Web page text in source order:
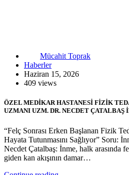
Mücahit Toprak
Haberler
Haziran 15, 2026
409 views
ÖZEL MEDİKAR HASTANESİ FİZİK
UZMANI UZM. DR. NECDET ÇATALBAŞ
“Felç Sonrası Erken Başlanan Fizik
Hayata Tutunmasını Sağlıyor” Soru:
Necdet Çatalbaş: İnme, halk arasında
giden kan akışının damar…